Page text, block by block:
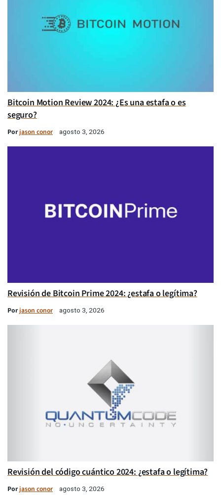
Bitcoin Motion Review 2024: ¿Es una estafa o es
seguro?
Porjason conor agosto 3, 2026
Revisión de Bitcoin Prime 2024: ¿estafa o legítima?
Porjason conor agosto 3, 2026
Revisión del código cuántico 2024: ¿estafa o legítima?
Porjason conor agosto 3, 2026